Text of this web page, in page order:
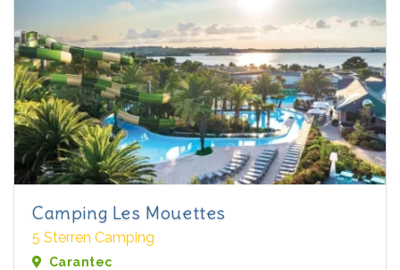
Camping Les Mouettes
5 Sterren Camping
Carantec